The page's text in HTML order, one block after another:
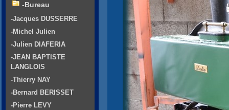
-Bureau
-Jacques DUSSERRE
-Michel Julien
-Julien DIAFERIA
-JEAN BAPTISTE
LANGLOIS
-Thierry NAY
-Bernard BERISSET
-Pierre LEVY